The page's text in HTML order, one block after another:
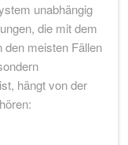
unabhängig
die mit dem
meisten Fällen
hängt von der